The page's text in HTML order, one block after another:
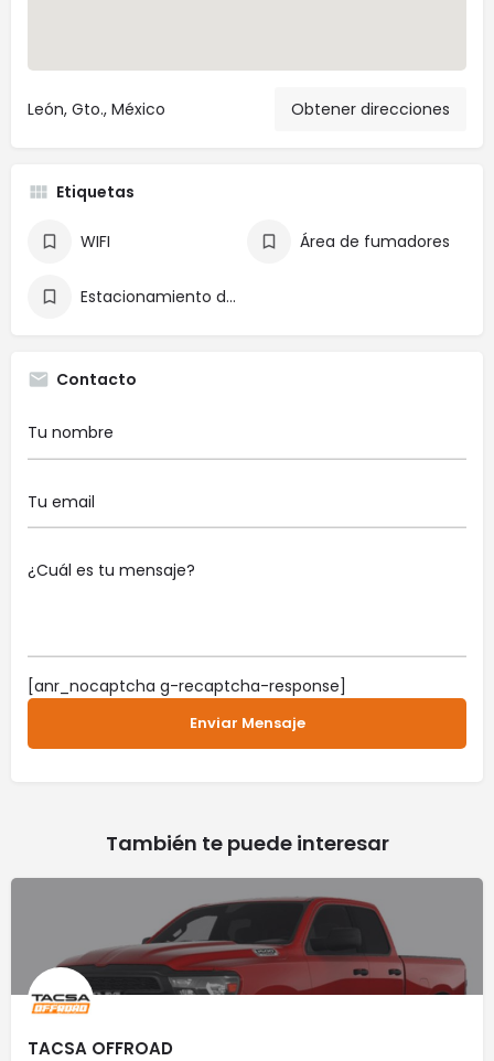
León, Gto., México Obtener direcciones
Etiquetas
WIFI Área de fumadores
Estacionamiento de bicicletas
Contacto
[anr_nocaptcha g-recaptcha-response]
También te puede interesar
TACSA OFFROAD